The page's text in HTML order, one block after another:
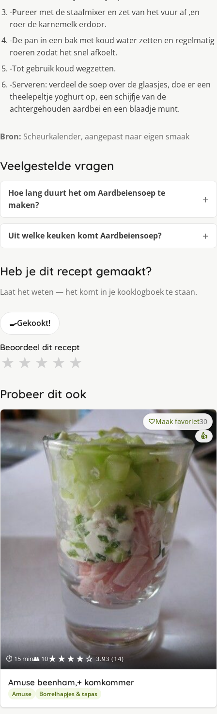
-Pureer met de staafmixer en zet van het vuur af ,en
roer de karnemelk erdoor.
-De pan in een bak met koud water zetten en regelmatig
roeren zodat het snel afkoelt.
-Tot gebruik koud wegzetten.
-Serveren: verdeel de soep over de glaasjes, doe er een
theelepeltje yoghurt op, een schijfje van de
achtergehouden aardbei en een blaadje munt.
Bron: Scheurkalender, aangepast naar eigen smaak
Veelgestelde vragen
Hoe lang duurt het om Aardbeiensoep te
maken?
Uit welke keuken komt Aardbeiensoep?
Heb je dit recept gemaakt?
Laat het weten — het komt in je kooklogboek te staan.
🍳Gekookt!
Beoordeel dit recept
★ ★ ★ ★ ★
Probeer dit ook
⏱ 15 min👥 10★★★★☆ 3.93 (14)
Maak favoriet30
👍
Amuse beenham,+ komkommer
Amuse Borrelhapjes & tapas